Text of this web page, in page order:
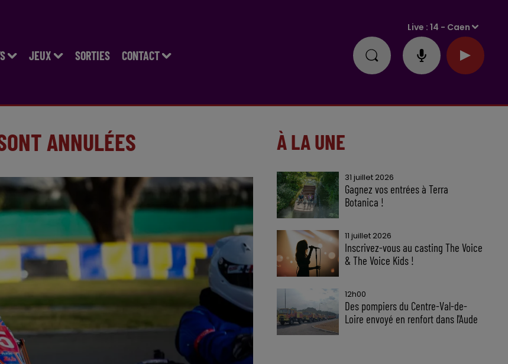
JEUX SORTIES CONTACT
Live :14 - Caen
ANNULÉES À LA UNE
31 juillet 2026
Gagnez vos entrées à Terra
Botanica !
11 juillet 2026
Inscrivez-vous au casting The Voice
& The Voice Kids !
12h00
Des pompiers du Centre-Val-de-
Loire envoyé en renfort dans l'Aude